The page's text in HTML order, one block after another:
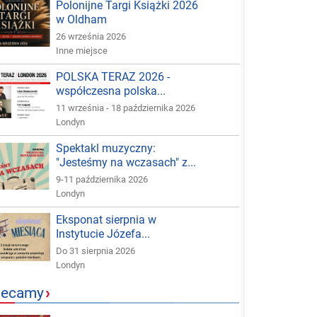
Polonijne Targi Książki 2026
w Oldham
26 września 2026
Inne miejsce
POLSKA TERAZ 2026 -
współczesna polska...
11 września - 18 października 2026
Londyn
Spektakl muzyczny:
"Jesteśmy na wczasach" z...
9-11 października 2026
Londyn
Eksponat sierpnia w
Instytucie Józefa...
Do 31 sierpnia 2026
Londyn
›